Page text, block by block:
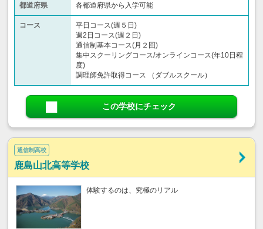
都道府県
各都道府県から入学可能
コース
平日コース(週５日)
週2日コース(週２日)
通信制基本コース(月２回)
集中スクーリングコース/オンラインコース(年10日程
度)
調理師免許取得コース （ダブルスクール）
この学校にチェック
通信制高校
鹿島山北高等学校
体験するのは、究極のリアル